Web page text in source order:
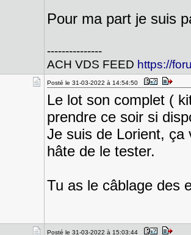
Pour ma part je suis
---------------
ACH VDS FEED https://
Posté le 31-03-2022 à 14:54:50
Le lot son complet (
prendre ce soir si
Je suis de Lorient, ça
hâte de le tester.
Tu as le câblage des
Posté le 31-03-2022 à 15:03:44